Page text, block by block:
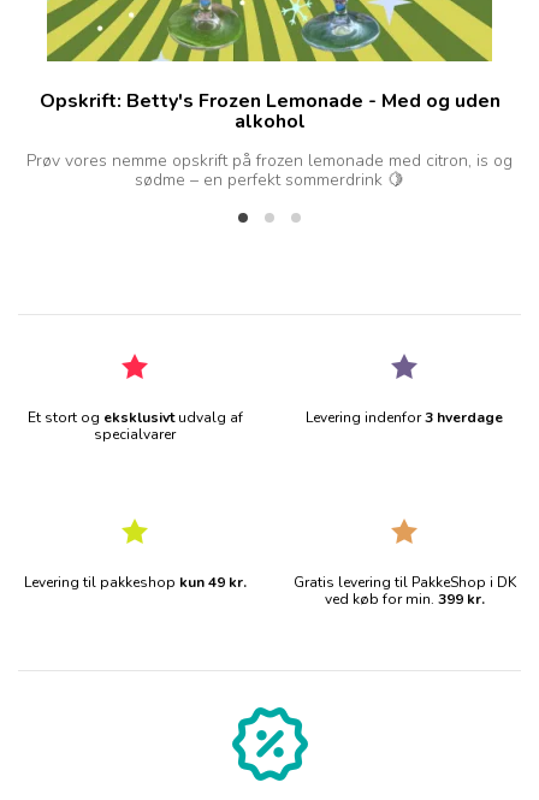
Opskrift: Betty's Frozen Lemonade - Med og uden
alkohol
Prøv vores nemme opskrift på frozen lemonade med citron, is og
sødme – en perfekt sommerdrink 🍋
Et stort og eksklusivtudvalg af
specialvarer
Levering indenfor3 hverdage
Levering til pakkeshop kun 49 kr.
Gratis levering til PakkeShop i DK
ved køb for min. 399 kr.